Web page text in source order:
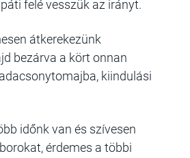
felé vesszük az irányt.
átkerekezünk
bezárva a kört onnan
kiindulási
időnk van és szívesen
érdemes a többi